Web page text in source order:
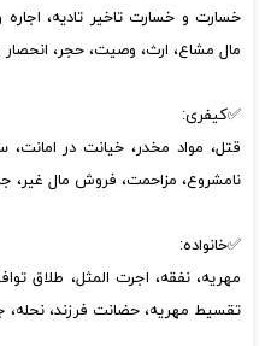
خسارت و خسارت تاخیر تادیه،
مال مشاع، ارث، وصیت، حجر، انحصار
✅کیفری:
قتل، مواد مخدر، خیانت در امانت،
نامشروع، مزاحمت، فروش مال غیر،
✅خانواده:
مهریه، نفقه، اجرت المثل، طلاق
تقسیط مهریه، حضانت فرزند، نحله،